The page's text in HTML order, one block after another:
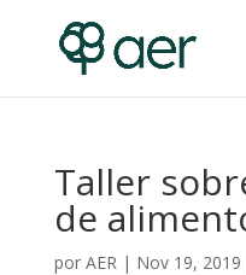
Taller
de
por AER| Nov 19, 2019